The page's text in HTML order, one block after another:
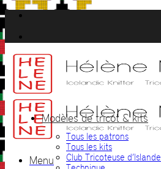
Passer
au
contenu
Menu
Modèles de tricot & kits
Tous les patrons
Tous les kits
Club Tricoteuse d’Islande